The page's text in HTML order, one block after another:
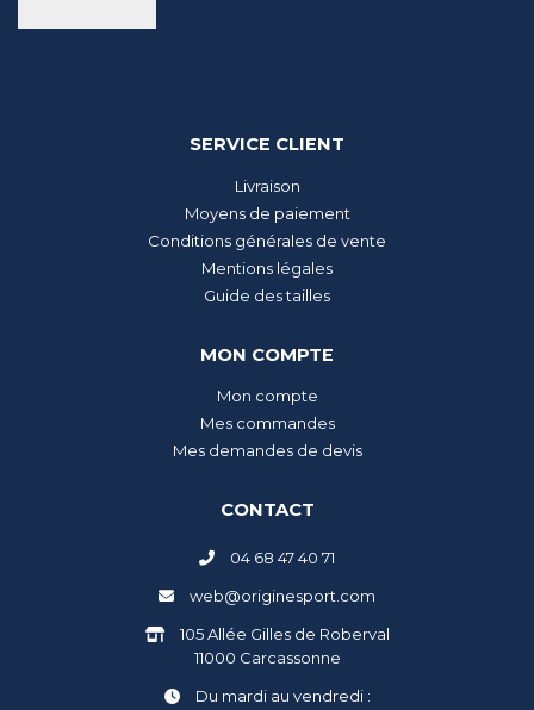
SERVICE CLIENT
Livraison
Moyens de paiement
Conditions générales de vente
Mentions légales
Guide des tailles
MON COMPTE
Mon compte
Mes commandes
Mes demandes de devis
CONTACT
04 68 47 40 71
web@originesport.com
105 Allée Gilles de Roberval
11000 Carcassonne
Du mardi au vendredi :